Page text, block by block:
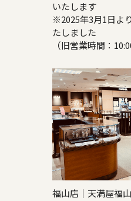
いたします
※2025年3月1日よ
たしました
（旧営業時間：
福山店｜天満屋福